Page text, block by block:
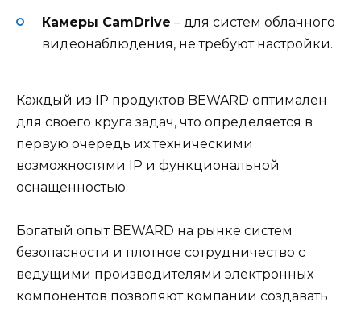
Камеры CamDrive – для систем облачного
видеонаблюдения, не требуют настройки.
Каждый из IP продуктов BEWARD оптимален
для своего круга задач, что определяется в
первую очередь их техническими
возможностями IP и функциональной
оснащенностью.
Богатый опыт BEWARD на рынке систем
безопасности и плотное сотрудничество с
ведущими производителями электронных
компонентов позволяют компании создавать